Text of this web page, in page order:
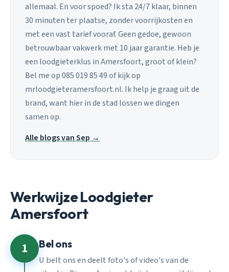
allemaal. En voor spoed? Ik sta 24/7 klaar, binnen
30 minuten ter plaatse, zonder voorrijkosten en
met een vast tarief vooraf. Geen gedoe, gewoon
betrouwbaar vakwerk met 10 jaar garantie. Heb je
een loodgieterklus in Amersfoort, groot of klein?
Bel me op 085 019 85 49 of kijk op
mrloodgieteramersfoort.nl. Ik help je graag uit de
brand, want hier in de stad lossen we dingen
samen op.
Alle blogs van Sep →
Werkwijze Loodgieter
Amersfoort
1 Bel ons
U belt ons en deelt foto's of video's van de